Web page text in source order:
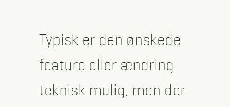
Typisk er den ønskede
feature eller ændring
teknisk mulig, men der